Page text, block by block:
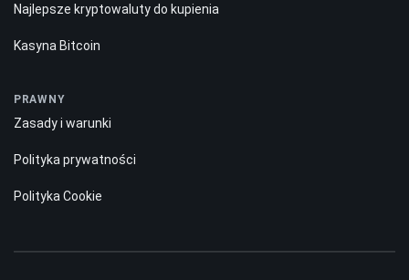
Najlepsze kryptowaluty do kupienia
Kasyna Bitcoin
PRAWNY
Zasady i warunki
Polityka prywatności
Polityka Cookie